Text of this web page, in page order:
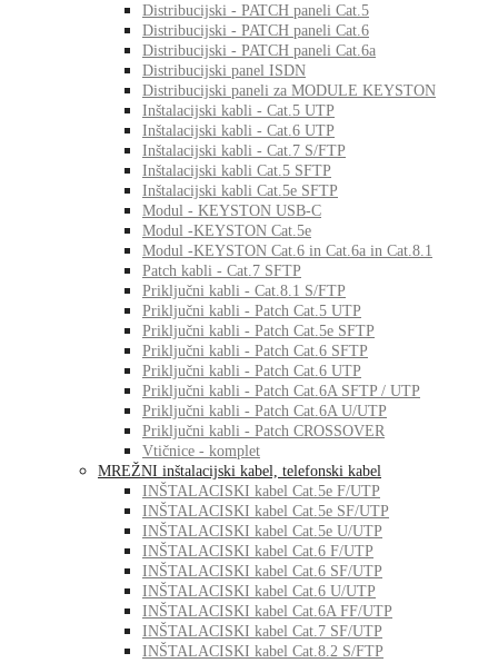
Distribucijski - PATCH paneli Cat.5
Distribucijski - PATCH paneli Cat.6
Distribucijski - PATCH paneli Cat.6a
Distribucijski panel ISDN
Distribucijski paneli za MODULE KEYSTON
Inštalacijski kabli - Cat.5 UTP
Inštalacijski kabli - Cat.6 UTP
Inštalacijski kabli - Cat.7 S/FTP
Inštalacijski kabli Cat.5 SFTP
Inštalacijski kabli Cat.5e SFTP
Modul - KEYSTON USB-C
Modul -KEYSTON Cat.5e
Modul -KEYSTON Cat.6 in Cat.6a in Cat.8.1
Patch kabli - Cat.7 SFTP
Priključni kabli - Cat.8.1 S/FTP
Priključni kabli - Patch Cat.5 UTP
Priključni kabli - Patch Cat.5e SFTP
Priključni kabli - Patch Cat.6 SFTP
Priključni kabli - Patch Cat.6 UTP
Priključni kabli - Patch Cat.6A SFTP / UTP
Priključni kabli - Patch Cat.6A U/UTP
Priključni kabli - Patch CROSSOVER
Vtičnice - komplet
MREŽNI inštalacijski kabel, telefonski kabel
INŠTALACISKI kabel Cat.5e F/UTP
INŠTALACISKI kabel Cat.5e SF/UTP
INŠTALACISKI kabel Cat.5e U/UTP
INŠTALACISKI kabel Cat.6 F/UTP
INŠTALACISKI kabel Cat.6 SF/UTP
INŠTALACISKI kabel Cat.6 U/UTP
INŠTALACISKI kabel Cat.6A FF/UTP
INŠTALACISKI kabel Cat.7 SF/UTP
INŠTALACISKI kabel Cat.8.2 S/FTP